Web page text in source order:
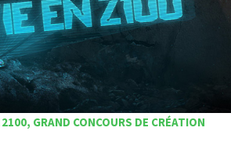
2100, GRAND CONCOURS DE CRÉATION